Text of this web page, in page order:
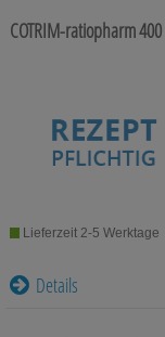
Erkältungskrankheiten
Magen/Darm & Leber/
Für Ihn
COTRIM-ratiopharm
Lieferzeit 2-5 Werktage
Details